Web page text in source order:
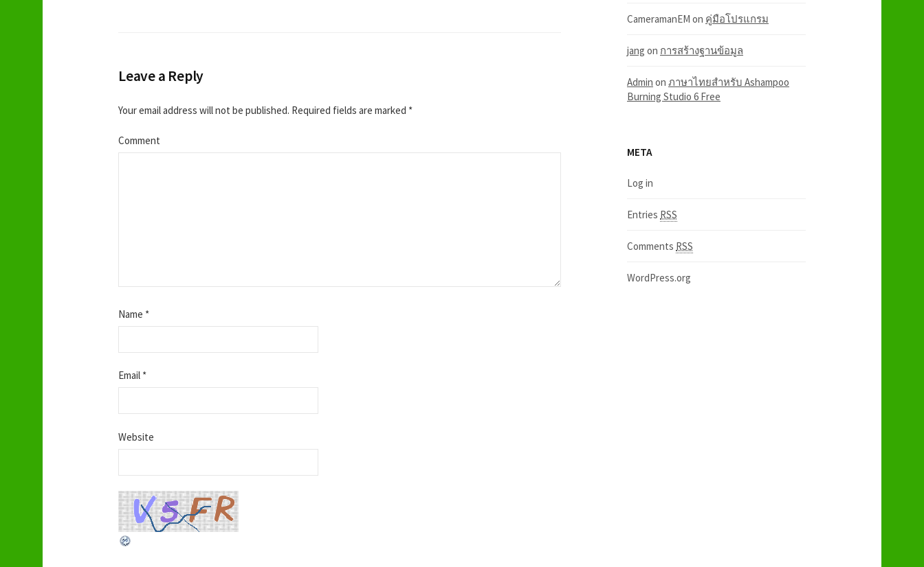
i
g
a
Leave a Reply
Your email address will not be published. Required fields are marked *
Comment
Name *
Email *
Website
CameramanEM on คู่มือโปรแกรม
jang on การสร้างฐานข้อมูล
Admin on ภาษาไทยสำหรับ Ashampoo
Burning Studio 6 Free
META
Log in
Entries RSS
Comments RSS
WordPress.org